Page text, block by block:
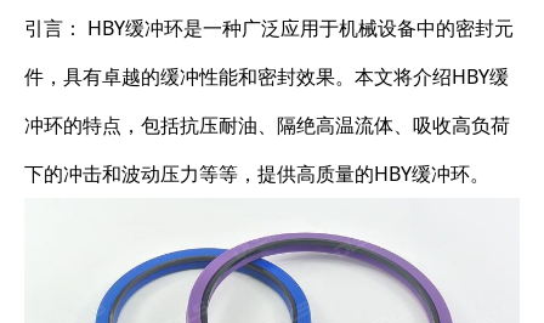
引言： HBY缓冲环是一种广泛应用于机械设备中的密封元
件，具有卓越的缓冲性能和密封效果。本文将介绍HBY缓
冲环的特点，包括抗压耐油、隔绝高温流体、吸收高负荷
下的冲击和波动压力等等，提供高质量的HBY缓冲环。